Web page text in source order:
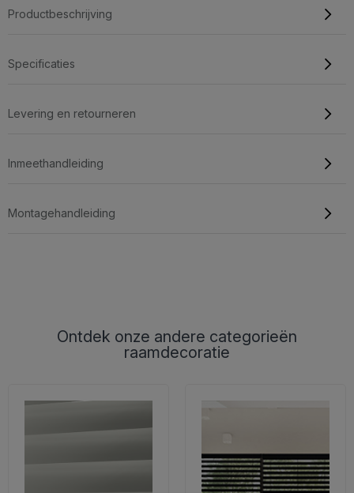
Productbeschrijving
Specificaties
Levering en retourneren
Inmeethandleiding
Montagehandleiding
Ontdek onze andere categorieën
raamdecoratie